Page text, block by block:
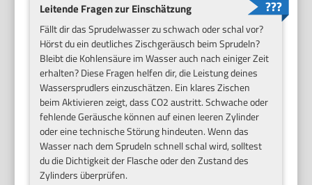
Leitende Fragen zur Einschätzung
Fällt dir das Sprudelwasser zu schwach oder schal vor?
Hörst du ein deutliches Zischgeräusch beim Sprudeln?
Bleibt die Kohlensäure im Wasser auch nach einiger Zeit
erhalten? Diese Fragen helfen dir, die Leistung deines
Wassersprudlers einzuschätzen. Ein klares Zischen
beim Aktivieren zeigt, dass CO2 austritt. Schwache oder
fehlende Geräusche können auf einen leeren Zylinder
oder eine technische Störung hindeuten. Wenn das
Wasser nach dem Sprudeln schnell schal wird, solltest
du die Dichtigkeit der Flasche oder den Zustand des
Zylinders überprüfen.